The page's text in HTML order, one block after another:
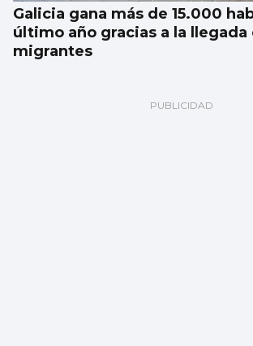
Galicia gana más de 15.000
último año gracias a la llegada
migrantes